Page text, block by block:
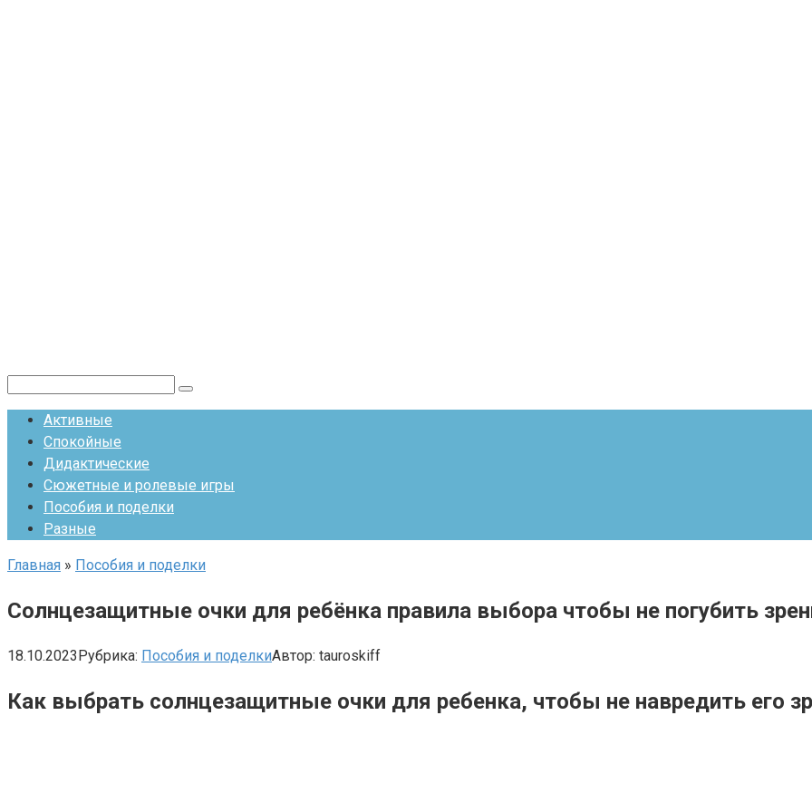
Активные
Спокойные
Дидактические
Сюжетные и ролевые игры
Пособия и поделки
Разные
Главная » Пособия и поделки
Солнцезащитные очки для ребёнка правила выбора чтобы не погубить
18.10.2023Рубрика: Пособия и поделкиАвтор: tauroskiff
Как выбрать солнцезащитные очки для ребенка, чтобы не навредить его